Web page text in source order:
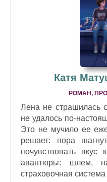
Катя
РОМАН,
Лена не страшилась
не удалось по-
Это не мучило ее
решает: пора
почувствовать вкус
авантюры: шлем,
страховочная система